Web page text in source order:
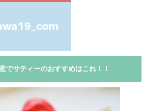
でサティーのおすすめはこれ！！